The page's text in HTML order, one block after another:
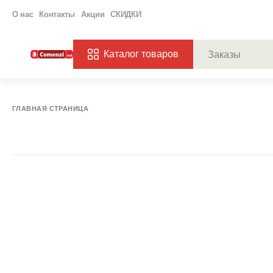
О нас Контакты Акции СКИДКИ
Каталог товаров
ГЛАВНАЯ СТРАНИЦА